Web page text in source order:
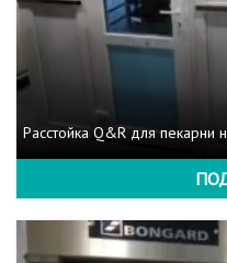
Расстойка Q&R для пекарни